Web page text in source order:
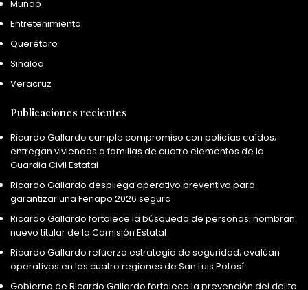
Mundo
Entretenimiento
Querétaro
Sinaloa
Veracruz
Publicaciones recientes
Ricardo Gallardo cumple compromiso con policías caídos;
entregan viviendas a familias de cuatro elementos de la
Guardia Civil Estatal
Ricardo Gallardo despliega operativo preventivo para
garantizar una Fenapo 2026 segura
Ricardo Gallardo fortalece la búsqueda de personas; nombran
nuevo titular de la Comisión Estatal
Ricardo Gallardo refuerza estrategia de seguridad; evalúan
operativos en las cuatro regiones de San Luis Potosí
Gobierno de Ricardo Gallardo fortalece la prevención del delito